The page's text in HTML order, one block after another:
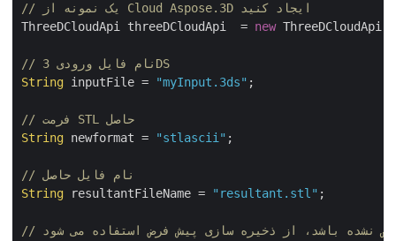
// یک نمونه از Cloud Aspose.3D ایجاد کنید
ThreeDCloudApi threeDCloudApi  = new ThreeDCloudApi(
// نام فایل ورودی 3DS
String inputFile = "myInput.3ds" ;
// فرمت STL حاصل
String newformat = "stlascii" ;
// نام فایل حاصل
String resultantFileName = "resultant.stl" ;